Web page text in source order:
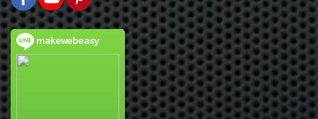
makewebeasy